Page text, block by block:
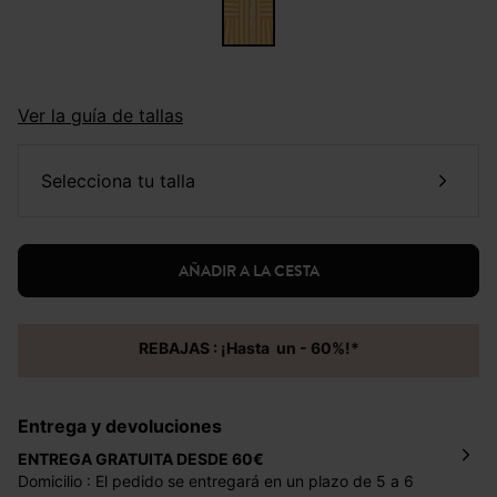
Ver la guía de tallas
selecciona tu talla
AÑADIR A LA CESTA
REBAJAS : ¡Hasta un - 60%!*
Entrega y devoluciones
ENTREGA GRATUITA DESDE 60€
Domicilio : El pedido se entregará en un plazo de 5 a 6